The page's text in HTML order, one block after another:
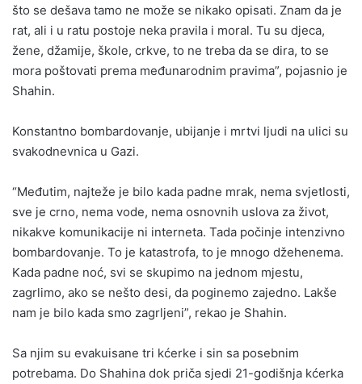
što se dešava tamo ne može se nikako opisati. Znam da je
rat, ali i u ratu postoje neka pravila i moral. Tu su djeca,
žene, džamije, škole, crkve, to ne treba da se dira, to se
mora poštovati prema međunarodnim pravima”, pojasnio je
Shahin.
Konstantno bombardovanje, ubijanje i mrtvi ljudi na ulici su
svakodnevnica u Gazi.
“Međutim, najteže je bilo kada padne mrak, nema svjetlosti,
sve je crno, nema vode, nema osnovnih uslova za život,
nikakve komunikacije ni interneta. Tada počinje intenzivno
bombardovanje. To je katastrofa, to je mnogo džehenema.
Kada padne noć, svi se skupimo na jednom mjestu,
zagrlimo, ako se nešto desi, da poginemo zajedno. Lakše
nam je bilo kada smo zagrljeni”, rekao je Shahin.
Sa njim su evakuisane tri kćerke i sin sa posebnim
potrebama. Do Shahina dok priča sjedi 21-godišnja kćerka